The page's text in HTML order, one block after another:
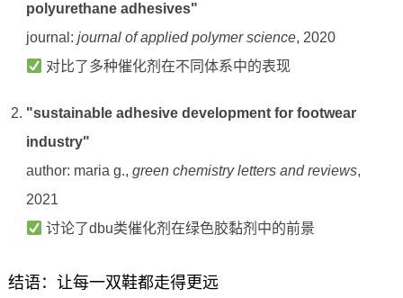
polyurethane adhesives"
journal: journal of applied polymer science, 2020
对比了多种催化剂在不同体系中的表现
"sustainable adhesive development for footwear
industry"
author: maria g., green chemistry letters and reviews,
2021
讨论了dbu类催化剂在绿色胶黏剂中的前景
结语：让每一双鞋都走得更远